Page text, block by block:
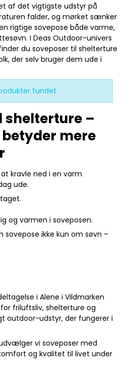
af det vigtigste udstyr på
falder, og mørket sænker
rigtige sovepose både varme,
I Deas Outdoor-univers
du soveposer til shelterture
der selv bruger dem ude i
fundet.
shelterture –
mere
kravle ned i en varm
ude.
og varmen i soveposen.
sovepose ikke kun om søvn –
iAlene i Vildmarken
friluftsliv, shelterture og
outdoor-udstyr, der fungerer i
vi soveposer med
og kvalitet til livet under